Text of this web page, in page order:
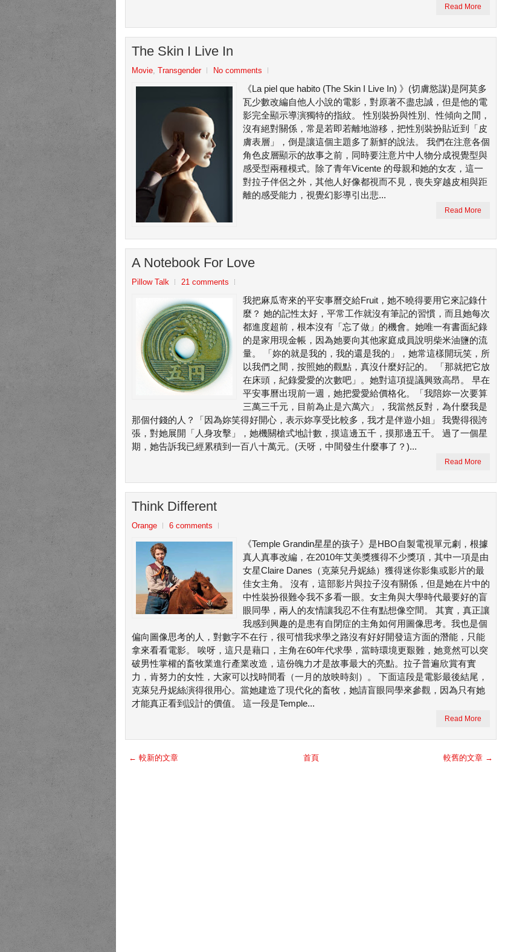
Read More
The Skin I Live In
Movie, Transgender No comments
《La piel que habito (The Skin I Live In) 》(切膚慾謀)是阿莫多
瓦少數改編自他人小說的電影，對原著不盡忠誠，但是他的電
影完全顯示導演獨特的指紋。 性別裝扮與性別、性傾向之間，
沒有絕對關係，常是若即若離地游移，把性別裝扮貼近到「皮
膚表層」，倒是讓這個主題多了新鮮的說法。 我們在注意各個
角色皮層顯示的故事之前，同時要注意片中人物分成視覺型與
感受型兩種模式。除了青年Vicente 的母親和她的女友，這一
對拉子伴侶之外，其他人好像都視而不見，喪失穿越皮相與距
離的感受能力，視覺幻影導引出悲...
Read More
A Notebook For Love
Pillow Talk 21 comments
我把麻瓜寄來的平安事曆交給Fruit，她不曉得要用它來記錄什
麼？ 她的記性太好，平常工作就沒有筆記的習慣，而且她每次
都進度超前，根本沒有「忘了做」的機會。她唯一有書面紀錄
的是家用現金帳，因為她要向其他家庭成員說明柴米油鹽的流
量。 「妳的就是我的，我的還是我的」，她常這樣開玩笑，所
以我們之間，按照她的觀點，真沒什麼好記的。 「那就把它放
在床頭，紀錄愛愛的次數吧」。她對這項提議興致高昂。 早在
平安事曆出現前一週，她把愛愛給價格化。「我陪妳一次要算
三萬三千元，目前為止是六萬六」，我當然反對，為什麼我是
那個付錢的人？「因為妳笑得好開心，表示妳享受比較多，我才是伴遊小姐」 我覺得很誇
張，對她展開「人身攻擊」，她機關槍式地計數，摸這邊五千，摸那邊五千。 過了一個星
期，她告訴我已經累積到一百八十萬元。(天呀，中間發生什麼事了？)...
Read More
Think Different
Orange 6 comments
《Temple Grandin星星的孩子》是HBO自製電視單元劇，根據
真人真事改編，在2010年艾美獎獲得不少獎項，其中一項是由
女星Claire Danes（克萊兒丹妮絲）獲得迷你影集或影片的最
佳女主角。 沒有，這部影片與拉子沒有關係，但是她在片中的
中性裝扮很難令我不多看一眼。女主角與大學時代最要好的盲
眼同學，兩人的友情讓我忍不住有點想像空間。 其實，真正讓
我感到興趣的是患有自閉症的主角如何用圖像思考。我也是個
偏向圖像思考的人，對數字不在行，很可惜我求學之路沒有好好開發這方面的潛能，只能
拿來看看電影。 唉呀，這只是藉口，主角在60年代求學，當時環境更艱難，她竟然可以突
破男性掌權的畜牧業進行產業改造，這份魄力才是故事最大的亮點。拉子普遍欣賞有實
力，肯努力的女性，大家可以找時間看（一月的放映時刻）。 下面這段是電影最後結尾，
克萊兒丹妮絲演得很用心。當她建造了現代化的畜牧，她請盲眼同學來參觀，因為只有她
才能真正看到設計的價值。 這一段是Temple...
Read More
← 較新的文章 較舊的文章 →
首頁